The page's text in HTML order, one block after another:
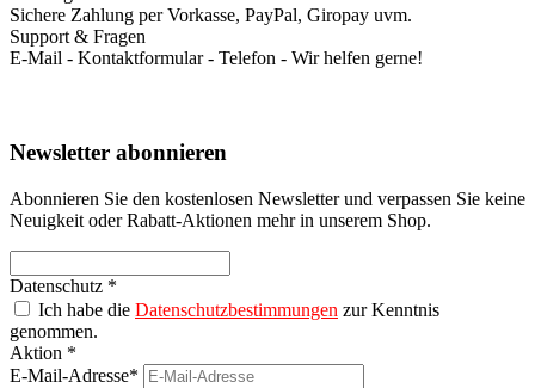
Sichere Zahlung per Vorkasse, PayPal, Giropay uvm.
Support & Fragen
E-Mail - Kontaktformular - Telefon - Wir helfen gerne!
Newsletter abonnieren
Abonnieren Sie den kostenlosen Newsletter und verpassen Sie keine
Neuigkeit oder Rabatt-Aktionen mehr in unserem Shop.
Datenschutz *
Ich habe die Datenschutzbestimmungen zur Kenntnis
genommen.
Aktion *
E-Mail-Adresse*